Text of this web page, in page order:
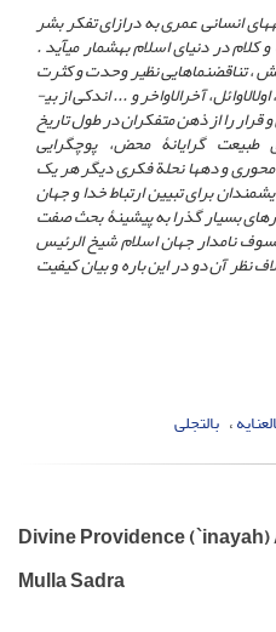
انسانی عمری به درازای تفکر بشر
کلام در دنیای اسلام به­شمار می­آید .
، تناقض­نماهایی نظیر وحدت و کثرت
، حادث و قدیم، اراده و ضرورت علّی، اول­الاوائل، آخر­الاواخر و ... اندکی از بی­
را از ذهن متفکران در طول تاریخ
گرایانۀ محض، پوچ­گرایی
و ده­ها نحلة فکری دیگر هر یک
برای تبیین ارتباط خدا و جهان
بسیار گذرا به پیشینۀ بحث صفت
نامدار جهان اسلام شیخ الرئیس
نظر آن دو در این باره و بیان کیفیت
بالتجلی
Divine Providence
Mulla Sadra